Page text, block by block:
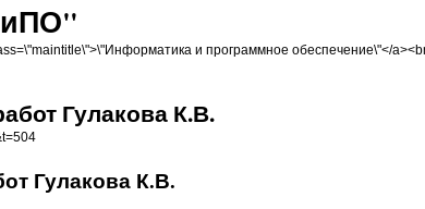
и программное обеспечение\"</
Гулакова К.В.
Гулакова К.В.